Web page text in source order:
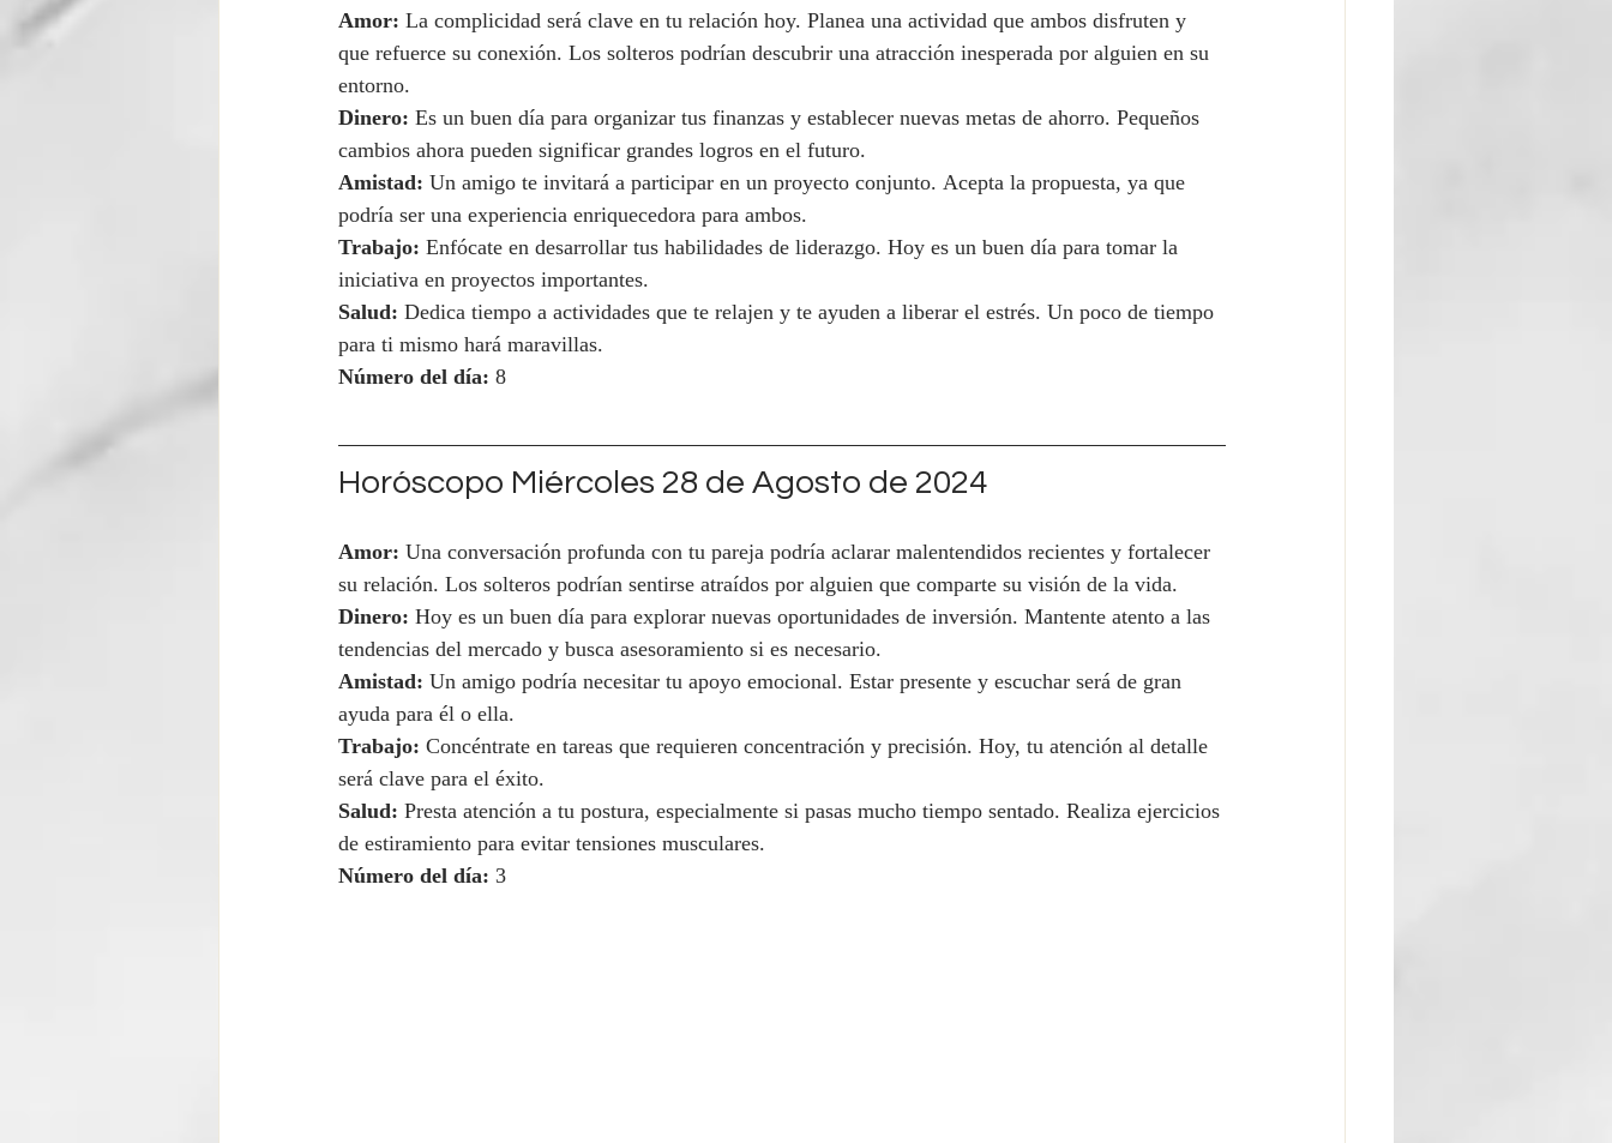
Amor: La complicidad será clave en tu relación hoy. Planea una actividad que ambos disfruten y
que refuerce su conexión. Los solteros podrían descubrir una atracción inesperada por alguien en su
entorno.
Dinero: Es un buen día para organizar tus finanzas y establecer nuevas metas de ahorro. Pequeños
cambios ahora pueden significar grandes logros en el futuro.
Amistad: Un amigo te invitará a participar en un proyecto conjunto. Acepta la propuesta, ya que
podría ser una experiencia enriquecedora para ambos.
Trabajo: Enfócate en desarrollar tus habilidades de liderazgo. Hoy es un buen día para tomar la
iniciativa en proyectos importantes.
Salud: Dedica tiempo a actividades que te relajen y te ayuden a liberar el estrés. Un poco de tiempo
para ti mismo hará maravillas.
Número del día: 8
Horóscopo Miércoles 28 de Agosto de 2024
Amor: Una conversación profunda con tu pareja podría aclarar malentendidos recientes y fortalecer
su relación. Los solteros podrían sentirse atraídos por alguien que comparte su visión de la vida.
Dinero: Hoy es un buen día para explorar nuevas oportunidades de inversión. Mantente atento a las
tendencias del mercado y busca asesoramiento si es necesario.
Amistad: Un amigo podría necesitar tu apoyo emocional. Estar presente y escuchar será de gran
ayuda para él o ella.
Trabajo: Concéntrate en tareas que requieren concentración y precisión. Hoy, tu atención al detalle
será clave para el éxito.
Salud: Presta atención a tu postura, especialmente si pasas mucho tiempo sentado. Realiza ejercicios
de estiramiento para evitar tensiones musculares.
Número del día: 3